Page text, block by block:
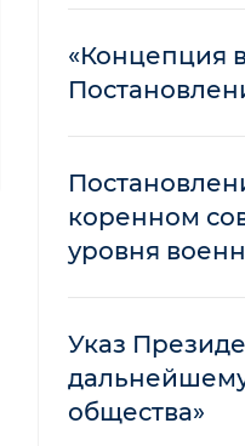
«Концепция
коренном
уровня
Указ
общества»